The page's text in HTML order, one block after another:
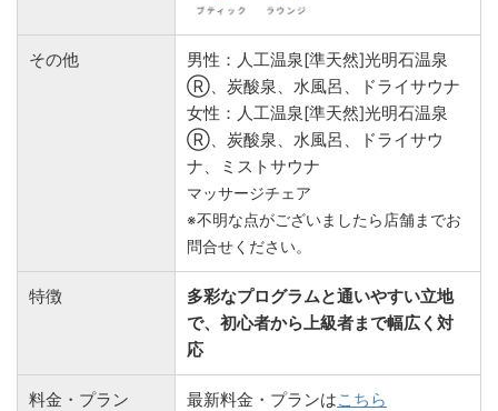
その他
男性：人工温泉[準天然]光明石温泉
Ⓡ、炭酸泉、水風呂、ドライサウナ
女性：人工温泉[準天然]光明石温泉
Ⓡ、炭酸泉、水風呂、ドライサウ
ナ、ミストサウナ
マッサージチェア
※不明な点がございましたら店舗までお
問合せください。
特徴
多彩なプログラムと通いやすい立地
で、初心者から上級者まで幅広く対
応
料金・プラン 最新料金・プランはこちら